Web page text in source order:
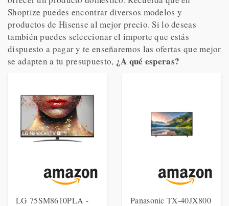
Shoptize puedes encontrar diversos modelos y
productos de Hisense al mejor precio. Si lo deseas
también puedes seleccionar el importe que estás
dispuesto a pagar y te enseñaremos las ofertas que mejor
se adapten a tu presupuesto, ¿A qué esperas?
LG 75SM8610PLA -
Panasonic TX-40JX800